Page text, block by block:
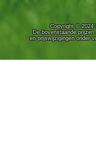
Copyright © 2024
De bovenstaande
en prijswijzigingen onder